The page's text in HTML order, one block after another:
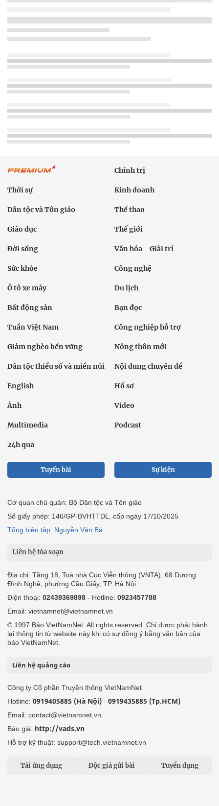
Chính trị
Thời sự Kinh doanh
Dân tộc và Tôn giáo Thể thao
Giáo dục Thế giới
Đời sống Văn hóa - Giải trí
Sức khỏe Công nghệ
Ô tô xe máy Du lịch
Bất động sản Bạn đọc
Tuần Việt Nam Công nghiệp hỗ trợ
Giảm nghèo bền vững Nông thôn mới
Dân tộc thiểu số và miền núi Nội dung chuyên đề
English Hồ sơ
Ảnh Video
Multimedia Podcast
24h qua
Tuyến bài Sự kiện
Cơ quan chủ quản: Bộ Dân tộc và Tôn giáo
Số giấy phép: 146/GP-BVHTTDL, cấp ngày 17/10/2025
Tổng biên tập: Nguyễn Văn Bá
Liên hệ tòa soạn
Địa chỉ: Tầng 18, Toà nhà Cục Viễn thông (VNTA), 68 Dương
Đình Nghệ, phường Cầu Giấy, TP. Hà Nội.
Điện thoại: 02439369898 - Hotline: 0923457788
Email: vietnamnet@vietnamnet.vn
© 1997 Báo VietNamNet. All rights reserved. Chỉ được phát hành
lại thông tin từ website này khi có sự đồng ý bằng văn bản của
báo VietNamNet.
Liên hệ quảng cáo
Công ty Cổ phần Truyền thông VietNamNet
Hotline: 0919405885 (Hà Nội) - 0919435885 (Tp.HCM)
Email: contact@vietnamnet.vn
Báo giá: http://vads.vn
Hỗ trợ kỹ thuật: support@tech.vietnamnet.vn
Tải ứng dụng Độc giả gửi bài Tuyển dụng